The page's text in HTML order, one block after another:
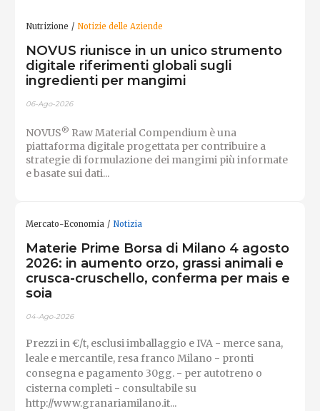
Nutrizione Notizie delle Aziende
NOVUS riunisce in un unico strumento
digitale riferimenti globali sugli
ingredienti per mangimi
06-Ago-2026
NOVUS® Raw Material Compendium è una
piattaforma digitale progettata per contribuire a
strategie di formulazione dei mangimi più informate
e basate sui dati...
Mercato-Economia Notizia
Materie Prime Borsa di Milano 4 agosto
2026: in aumento orzo, grassi animali e
crusca-cruschello, conferma per mais e
soia
04-Ago-2026
Prezzi in €/t, esclusi imballaggio e IVA - merce sana,
leale e mercantile, resa franco Milano - pronti
consegna e pagamento 30gg. - per autotreno o
cisterna completi - consultabile su
http://www.granariamilano.it...